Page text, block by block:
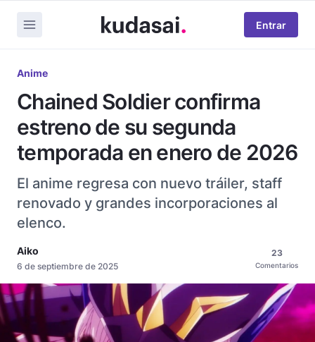
Entrar
Anime
Chained Soldier confirma
estreno de su segunda
temporada en enero de 2026
El anime regresa con nuevo tráiler, staff
renovado y grandes incorporaciones al
elenco.
Aiko
6 de septiembre de 2025
23
Comentarios